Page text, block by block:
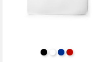
ZWART
WITBLAUW
ROOD